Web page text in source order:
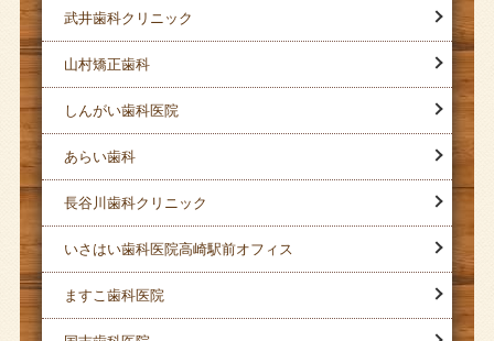
武井歯科クリニック
山村矯正歯科
しんがい歯科医院
あらい歯科
長谷川歯科クリニック
いさはい歯科医院高崎駅前オフィス
ますこ歯科医院